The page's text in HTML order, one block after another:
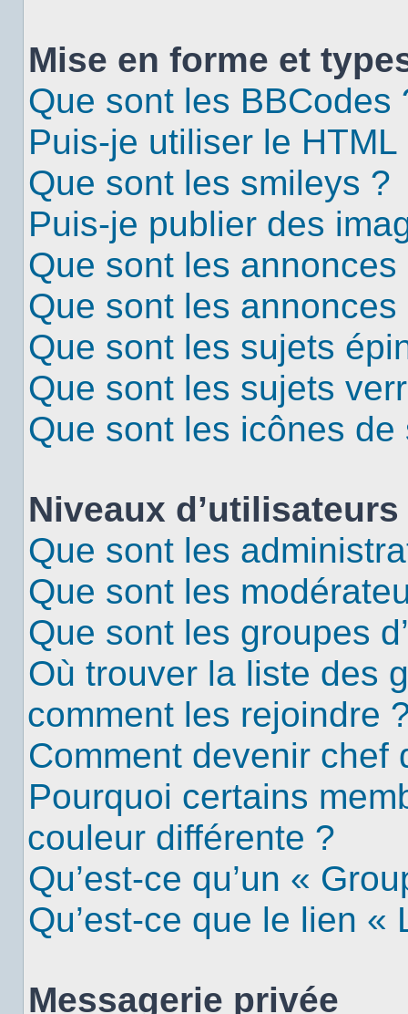
Mise en forme et
Que sont les BBCodes
Puis-je utiliser le HTML
Que sont les smileys ?
Puis-je publier des
Que sont les
Que sont les annonces
Que sont les sujets
Que sont les sujets
Que sont les icônes de
Niveaux
Que sont les
Que sont les
Que sont les groupes
Où trouver la liste des
comment les rejoindre
Comment devenir chef
Pourquoi certains
couleur différente ?
Qu’est-ce qu’un «
Qu’est-ce que le lien «
Messagerie privée